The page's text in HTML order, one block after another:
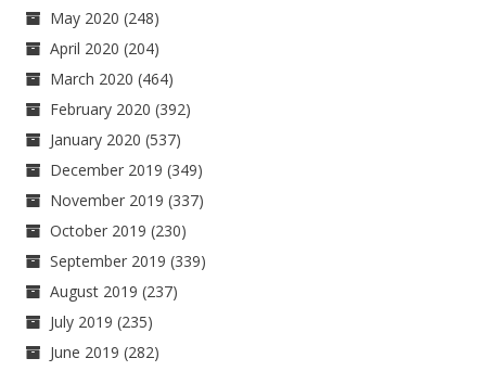
May 2020 (248)
April 2020 (204)
March 2020 (464)
February 2020 (392)
January 2020 (537)
December 2019 (349)
November 2019 (337)
October 2019 (230)
September 2019 (339)
August 2019 (237)
July 2019 (235)
June 2019 (282)